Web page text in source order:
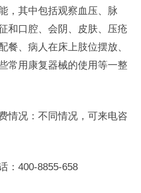
，其中包括观察血压、脉
和口腔、会阴、皮肤、压疮
餐、病人在床上肢位摆放、
常用康复器械的使用等一整
况：不同情况，可来电咨
400-8855-658